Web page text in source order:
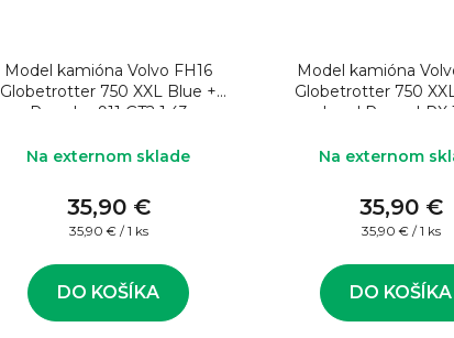
Model kamióna Volvo FH16
Globetrotter 750 XXL Blue +
Porsche 911 GT2 1:43
Na externom sklade
35,90 €
Jednotková
35,90 € / 1 ks
DO KOŠÍKA
Model kamióna
Globetrotter 750
Land Rover LRX
Na externom
35,90 €
Jednotková
35,90 € / 1 ks
DO KOŠÍKA